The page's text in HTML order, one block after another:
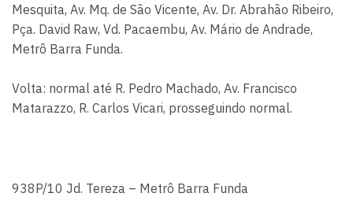
Mesquita, Av. Mq. de São Vicente, Av. Dr. Abrahão Ribeiro,
Pça. David Raw, Vd. Pacaembu, Av. Mário de Andrade,
Metrô Barra Funda.
Volta: normal até R. Pedro Machado, Av. Francisco
Matarazzo, R. Carlos Vicari, prosseguindo normal.
938P/10 Jd. Tereza – Metrô Barra Funda